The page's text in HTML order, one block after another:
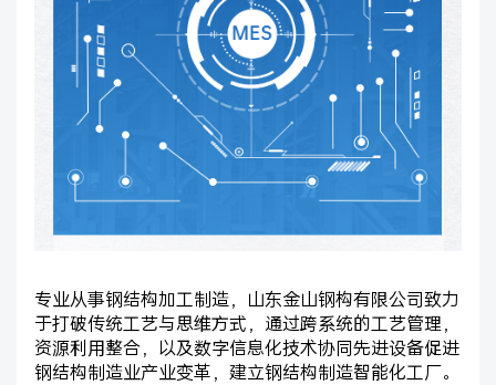
专业从事钢结构加工制造，山东金山钢构有限公司致力
于打破传统工艺与思维方式，通过跨系统的工艺管理，
资源利用整合，以及数字信息化技术协同先进设备促进
钢结构制造业产业变革，建立钢结构制造智能化工厂。